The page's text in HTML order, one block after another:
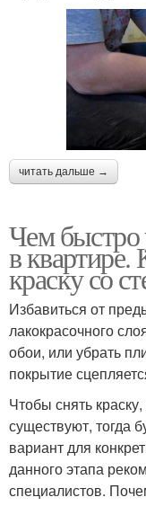
читать дальше →
Чем быстро
в квартире.
краску со
Избавиться от
лакокрасочного
обои, или убрать
покрытие
Чтобы снять
существуют, тогда
вариант для
данного этапа
специалистов.